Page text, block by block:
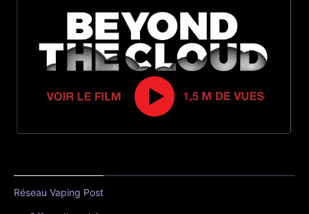
Réseau Vaping Post